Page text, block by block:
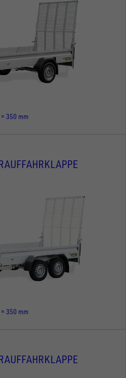
350 mm
350 mm